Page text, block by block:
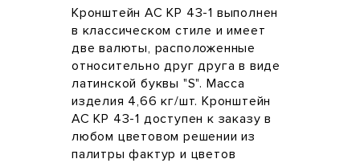
Кронштейн АС КР 43-1 выполнен
в классическом стиле и имеет
две валюты, расположенные
относительно друг друга в виде
латинской буквы "S". Масса
изделия 4,66 кг/шт. Кронштейн
АС КР 43-1 доступен к заказу в
любом цветовом решении из
палитры фактур и цветов